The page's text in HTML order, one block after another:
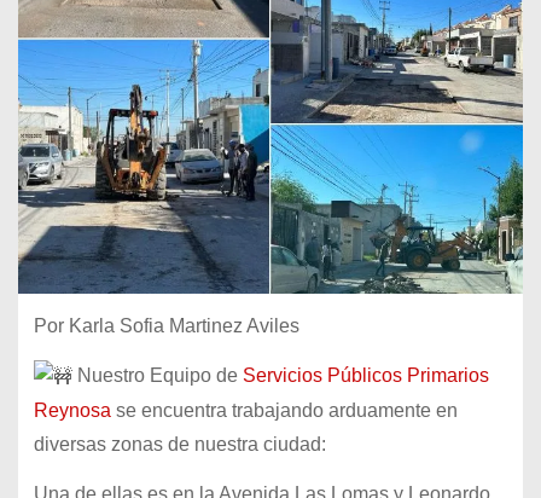
Por Karla Sofia Martinez Aviles
Nuestro Equipo de Servicios Públicos Primarios
Reynosa se encuentra trabajando arduamente en
diversas zonas de nuestra ciudad:
Una de ellas es en la Avenida Las Lomas y Leonardo